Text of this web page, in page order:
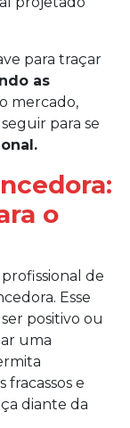
para traçar
as
mercado,
para se
o
de
Esse
positivo ou
uma
e
diante da